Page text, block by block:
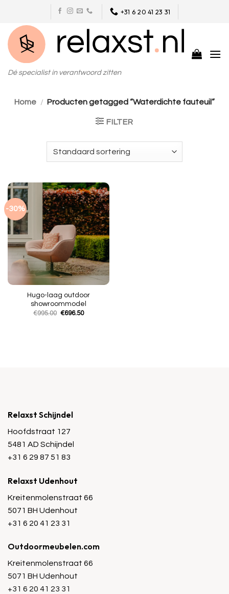
content
+31 6 20 41 23 31
Dé specialist in verantwoord zitten
Home / Producten getagged “Waterdichte fauteuil”
FILTER
-30%
Hugo-laag outdoor
showroommodel
€995.00 Oorspronkelijke
€696.50Huidige
Relaxst Schijndel
Hoofdstraat 127
5481 AD Schijndel
+31 6 29 87 51 83
Relaxst Udenhout
Kreitenmolenstraat 66
5071 BH Udenhout
+31 6 20 41 23 31
Outdoormeubelen.com
Kreitenmolenstraat 66
5071 BH Udenhout
+31 6 20 41 23 31